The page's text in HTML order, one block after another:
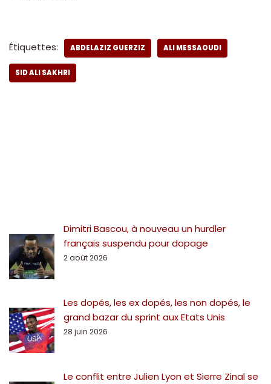
Étiquettes: ABDELAZIZ GUERZIZ ALI MESSAOUDI
SID ALI SAKHRI
Dimitri Bascou, à nouveau un hurdler
français suspendu pour dopage
2 août 2026
Les dopés, les ex dopés, les non dopés, le
grand bazar du sprint aux Etats Unis
28 juin 2026
Le conflit entre Julien Lyon et Sierre Zinal se